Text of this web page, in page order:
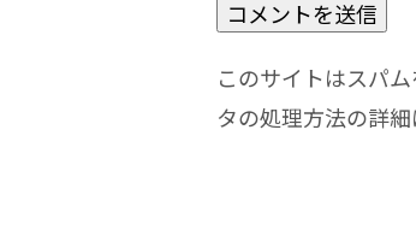
このサイトはスパ
タの処理方法の詳